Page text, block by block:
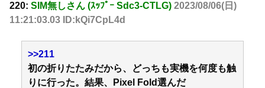
220: SIM無しさん (ｽｯﾌﾟｰ Sdc3-CTLG) 2023/08/06(日)
11:21:03.03 ID:kQi7CpL4d
>>211
初の折りたたみだから、どっちも実機を何度も触
りに行った。結果、Pixel Fold選んだ